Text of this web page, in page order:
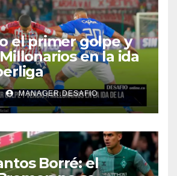
el primer golpe y
en la ida
MANAGER.DESAFIO
Borré: el